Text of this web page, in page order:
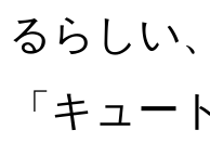
るらしい
「キュ